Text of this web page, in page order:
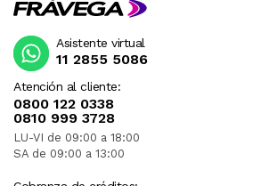
Atención al cliente:
0800 122 0338
0810 999 3728
LU-VI de 09:00 a 18:00
SA de 09:00 a 13:00
Asistente virtual
11 2855 5086